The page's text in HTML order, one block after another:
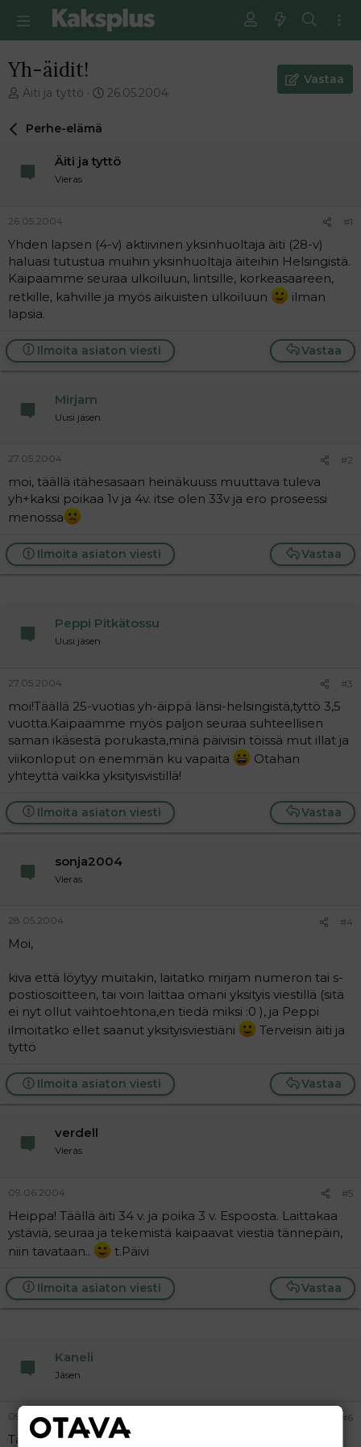
Yh-äidit!
V
e
i
t
u
n
a
l
i
t
t
a
Äiti ja tyttö
E
m
m
n
v
i
e
i
26.05.2004
Vastaa
Perhe-elämä
Äiti ja tyttö
Vieras
26.05.2004 #1
Yhden lapsen (4-v) aktiivinen yksinhuoltaja äiti (28-v)
haluasi tutustua muihin yksinhuoltaja äiteihin Helsingistä.
Kaipaamme seuraa ulkoiluun, lintsille, korkeasaareen,
retkille, kahville ja myös aikuisten ulkoiluun
ilman
lapsia.
Vastaa
Ilmoita asiaton viesti
Mirjam
Uusi jäsen
27.05.2004 #2
moi, täällä itähesasaan heinäkuuss muuttava tuleva
yh+kaksi poikaa 1v ja 4v. itse olen 33v ja ero proseessi
menossa
Vastaa
Ilmoita asiaton viesti
Peppi Pitkätossu
Uusi jäsen
27.05.2004 #3
moi!Täällä 25-vuotias yh-äippä länsi-helsingistä,tyttö 3,5
vuotta.Kaipaamme myös paljon seuraa suhteellisen
saman ikäsestä porukasta,minä päivisin töissä mut illat ja
viikonloput on enemmän ku vapaita
Otahan
yhteyttä vaikka yksityisvistillä!
Vastaa
Ilmoita asiaton viesti
sonja2004
Vieras
28.05.2004 #4
Moi,
kiva että löytyy muitakin, laitatko mirjam numeron tai s-
postiosoitteen, tai voin laittaa omani yksityis viestillä (sitä
ei nyt ollut vaihtoehtona,en tiedä miksi :0 ), ja Peppi
ilmoitatko ellet saanut yksityisviestiäni
Terveisin äiti ja
tyttö
Vastaa
Ilmoita asiaton viesti
verdell
Vieras
09.06.2004 #5
Heippa! Täällä äiti 34 v. ja poika 3 v. Espoosta. Laittakaa
ystäviä, seuraa ja tekemistä kaipaavat viestiä tännepäin,
niin tavataan..
t.Päivi
Vastaa
Ilmoita asiaton viesti
Kaneli
Jäsen
09.06.2004 #6
Täällä ilmoittautuu pian 22-vuotias 2-vuotiaan tytön yh-